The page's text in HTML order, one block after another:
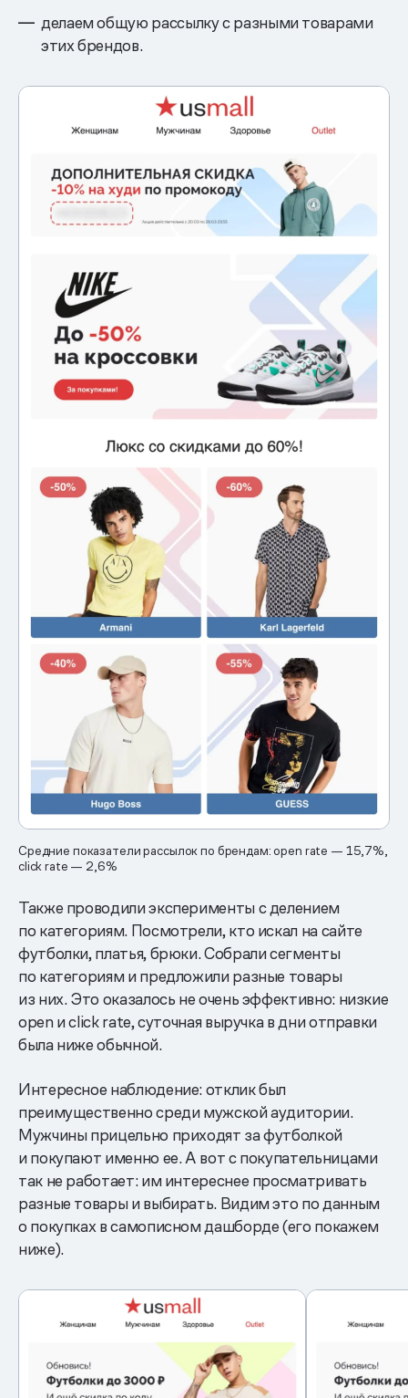
делаем общую рассылку с разными товарами
этих брендов.
Средние показатели рассылок по брендам: open rate — 15,7%,
click rate — 2,6%
Также проводили эксперименты с делением
по категориям. Посмотрели, кто искал на сайте
футболки, платья, брюки. Собрали сегменты
по категориям и предложили разные товары
из них. Это оказалось не очень эффективно: низкие
open и click rate, суточная выручка в дни отправки
была ниже обычной.
Интересное наблюдение: отклик был
преимущественно среди мужской аудитории.
Мужчины прицельно приходят за футболкой
и покупают именно ее. А вот с покупательницами
так не работает: им интереснее просматривать
разные товары и выбирать. Видим это по данным
о покупках в самописном дашборде (его покажем
ниже).